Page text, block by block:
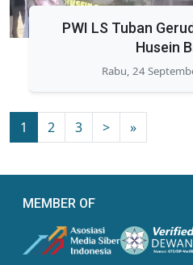
PWI LS Tuban
Husein
Rabu, 24
1 2 3 > »
MEMBER OF